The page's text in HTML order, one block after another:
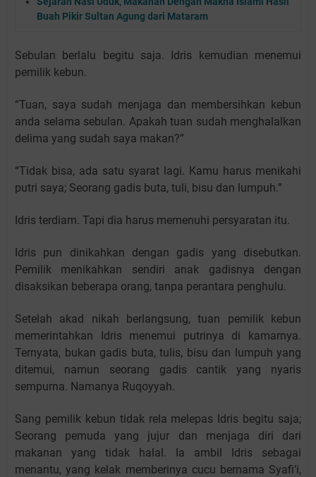
Buah Pikir Sultan Agung dari Mataram
Sebulan berlalu begitu saja. Idris kemudian menemui
pemilik kebun.
“Tuan, saya sudah menjaga dan membersihkan kebun
anda selama sebulan. Apakah tuan sudah menghalalkan
delima yang sudah saya makan?”
“Tidak bisa, ada satu syarat lagi. Kamu harus menikahi
putri saya; Seorang gadis buta, tuli, bisu dan lumpuh.”
Idris terdiam. Tapi dia harus memenuhi persyaratan itu.
Idris pun dinikahkan dengan gadis yang disebutkan.
Pemilik menikahkan sendiri anak gadisnya dengan
disaksikan beberapa orang, tanpa perantara penghulu.
Setelah akad nikah berlangsung, tuan pemilik kebun
memerintahkan Idris menemui putrinya di kamarnya.
Ternyata, bukan gadis buta, tulis, bisu dan lumpuh yang
ditemui, namun seorang gadis cantik yang nyaris
sempurna. Namanya Ruqoyyah.
Sang pemilik kebun tidak rela melepas Idris begitu saja;
Seorang pemuda yang jujur dan menjaga diri dari
makanan yang tidak halal. Ia ambil Idris sebagai
menantu, yang kelak memberinya cucu bernama Syafi’i,